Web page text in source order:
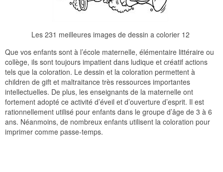
Les 231 meilleures images de dessin a colorier 12
Que vos enfants sont à l’école maternelle, élémentaire littéraire ou
collège, ils sont toujours impatient dans ludique et créatif actions
tels que la coloration. Le dessin et la coloration permettent à
children de gift et maltraitance très ressources importantes
intellectuelles. De plus, les enseignants de la maternelle ont
fortement adopté ce activité d’éveil et d’ouverture d’esprit. Il est
rationnellement utilisé pour enfants dans le groupe d’âge de 3 à 6
ans. Néanmoins, de nombreux enfants utilisent la coloration pour
imprimer comme passe-temps.